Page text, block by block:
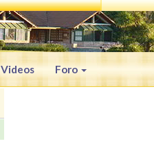
Videos Foro